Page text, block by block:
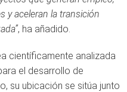
y aceleran la transición
, ha añadido.
científicamente analizada
el desarrollo de
su ubicación se sitúa junto